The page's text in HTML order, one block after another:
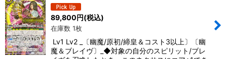
89,800円(税込)
在庫数 1枚
Lv1 Lv2 _〔幽魔/原初/締皇＆コスト3以上〕〔幽
魔＆ブレイヴ〕_◆対象の自分のスピリット/ブレ